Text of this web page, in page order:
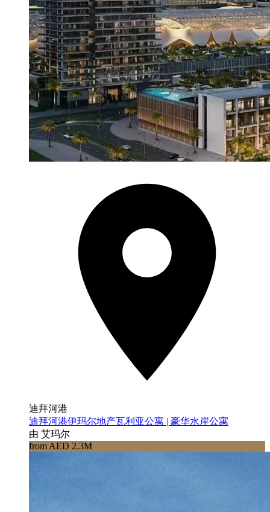
迪拜河港
迪拜河港伊玛尔地产瓦利亚公寓 | 豪华水岸公寓
由 艾玛尔
from AED 2.3M